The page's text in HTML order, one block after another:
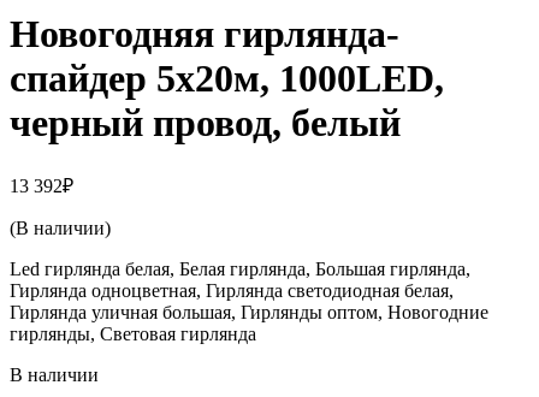
Новогодняя гирлянда-
спайдер 5х20м, 1000LED,
черный провод, белый
13 392₽
(В наличии)
Led гирлянда белая, Белая гирлянда, Большая гирлянда,
Гирлянда одноцветная, Гирлянда светодиодная белая,
Гирлянда уличная большая, Гирлянды оптом, Новогодние
гирлянды, Световая гирлянда
В наличии